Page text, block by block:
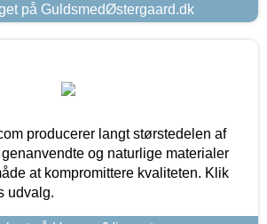
på GuldsmedØstergaard.dk
producerer langt størstedelen af
og naturlige materialer
at kompromittere kvaliteten. Klik
udvalg.